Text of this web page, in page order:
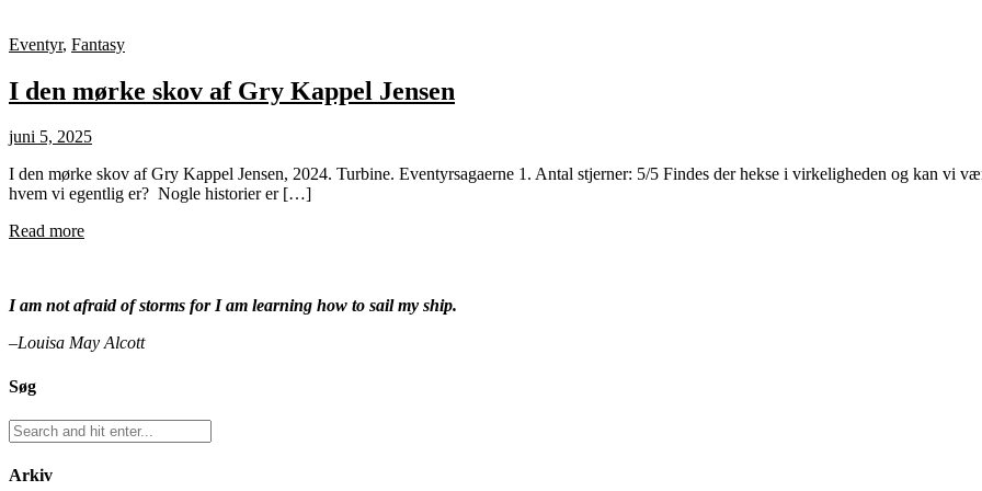
Eventyr, Fantasy
I den mørke skov af Gry Kappel Jensen
juni 5, 2025
I den mørke skov af Gry Kappel Jensen, 2024. Turbine. Eventyrsagaerne 1. Antal stjerner: 5/5 Findes der hekse i virkeligheden og kan vi
hvem vi egentlig er? Nogle historier er […]
Read more
I am not afraid of storms for I am learning how to sail my ship.
–Louisa May Alcott
Søg
Arkiv